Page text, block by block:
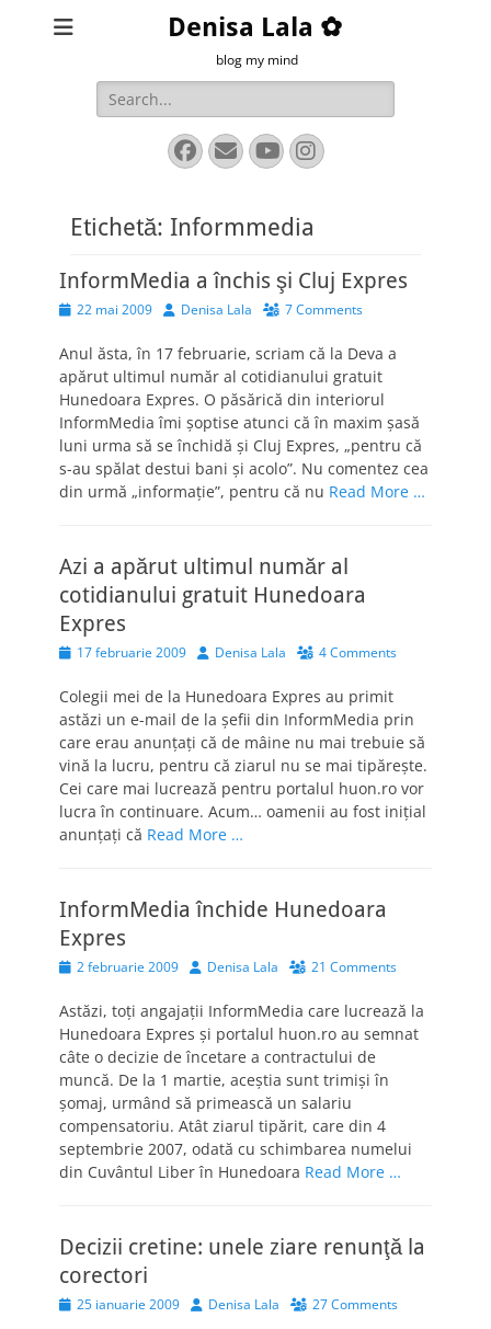
Denisa Lala ✿
blog my mind
Search
for:
Facebook
EmailYouTube
Instagram
Etichetă: Informmedia
InformMedia a închis şi Cluj Expres
Posted
22 mai 2009 AuthorDenisa Lala 7 Comments
Anul ăsta, în 17 februarie, scriam că la Deva a
apărut ultimul număr al cotidianului gratuit
Hunedoara Expres. O păsărică din interiorul
InformMedia îmi şoptise atunci că în maxim şasă
luni urma să se închidă şi Cluj Expres, „pentru că
s-au spălat destui bani şi acolo”. Nu comentez cea
din urmă „informaţie”, pentru că nu Read More …
Azi a apărut ultimul număr al
cotidianului gratuit Hunedoara
Expres
Posted17 februarie 2009 AuthorDenisa Lala 4 Comments
Colegii mei de la Hunedoara Expres au primit
astăzi un e-mail de la şefii din InformMedia prin
care erau anunţaţi că de mâine nu mai trebuie să
vină la lucru, pentru că ziarul nu se mai tipăreşte.
Cei care mai lucrează pentru portalul huon.ro vor
lucra în continuare. Acum… oamenii au fost iniţial
anunţaţi că Read More …
InformMedia închide Hunedoara
Expres
Posted2 februarie 2009 AuthorDenisa Lala 21 Comments
Astăzi, toţi angajaţii InformMedia care lucrează la
Hunedoara Expres şi portalul huon.ro au semnat
câte o decizie de încetare a contractului de
muncă. De la 1 martie, aceştia sunt trimişi în
şomaj, urmând să primească un salariu
compensatoriu. Atât ziarul tipărit, care din 4
septembrie 2007, odată cu schimbarea numelui
din Cuvântul Liber în Hunedoara Read More …
Decizii cretine: unele ziare renunţă la
corectori
Posted
25 ianuarie 2009 AuthorDenisa Lala 27 Comments